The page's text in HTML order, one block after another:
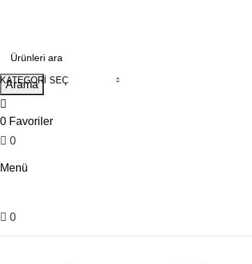
KATEGORI SEÇ
Arama
0 Favoriler
0
Menü
0